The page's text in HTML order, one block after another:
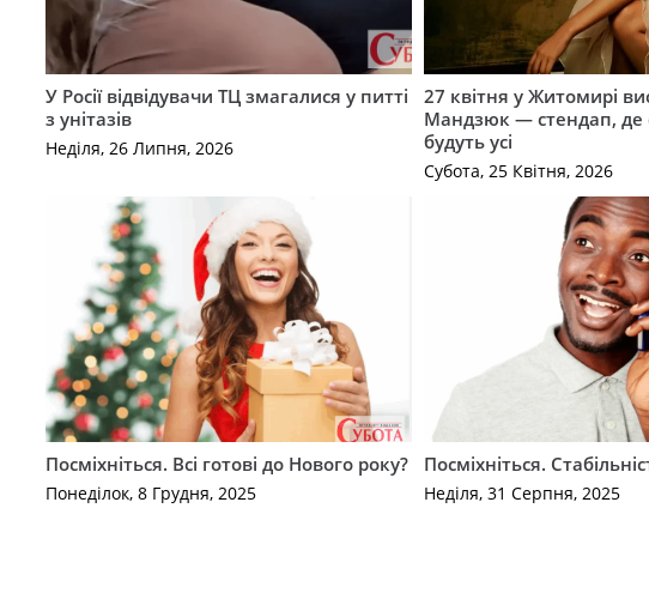
У Росії відвідувачи ТЦ змагалися у питті
з унітазів
Неділя, 26 Липня, 2026
27 квітня у Житомирі
Мандзюк — стендап, де
будуть усі
Субота, 25 Квітня, 2026
Посміхніться. Всі готові до Нового року?
Понеділок, 8 Грудня, 2025
Посміхніться.
Неділя, 31 Серпня, 2025